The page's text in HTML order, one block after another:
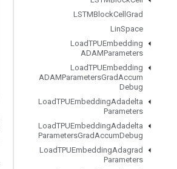
LSTMBlockCell Grad
LinSpace
LoadTPUEmbedding
ADAMParameters
LoadTPUEmbedding
ADAMParametersGradAccum
Debug
LoadTPUEmbeddingAdadelta
Parameters
LoadTPUEmbeddingAdadelta
ParametersGradAccumDebug
LoadTPUEmbeddingAdagrad
Parameters